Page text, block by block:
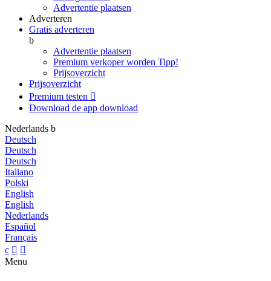
Advertentie plaatsen
Adverteren
Gratis adverteren
b
Advertentie plaatsen
Premium verkoper worden Tipp!
Prijsoverzicht
Prijsoverzicht
Premium testen 
Download de app download
Nederlands b
Deutsch
Deutsch
Deutsch
Italiano
Polski
English
English
Nederlands
Español
Français
c  
Menu